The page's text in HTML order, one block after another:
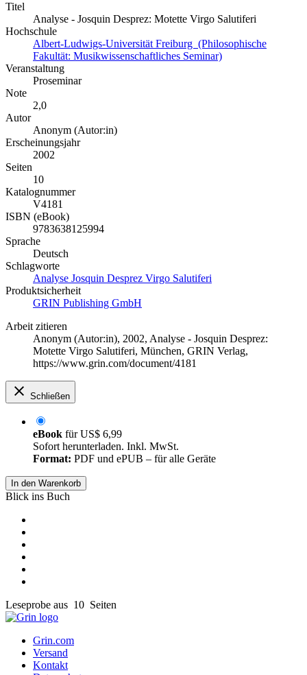
Titel
Analyse - Josquin Desprez: Motette Virgo Salutiferi
Hochschule
Albert-Ludwigs-Universität Freiburg (Philosophische
Fakultät: Musikwissenschaftliches Seminar)
Veranstaltung
Proseminar
Note
2,0
Autor
Anonym (Autor:in)
Erscheinungsjahr
2002
Seiten
10
Katalognummer
V4181
ISBN (eBook)
9783638125994
Sprache
Deutsch
Schlagworte
Analyse Josquin Desprez Virgo Salutiferi
Produktsicherheit
GRIN Publishing GmbH
Arbeit zitieren
Anonym (Autor:in), 2002, Analyse - Josquin Desprez:
Motette Virgo Salutiferi, München, GRIN Verlag,
https://www.grin.com/document/4181
Schließen
eBook fürUS$ 6,99
Sofort herunterladen. Inkl. MwSt.
Format: PDF und ePUB – für alle Geräte
In den Warenkorb
Blick ins Buch
Leseprobe aus 10 Seiten
Grin.com
Versand
Kontakt